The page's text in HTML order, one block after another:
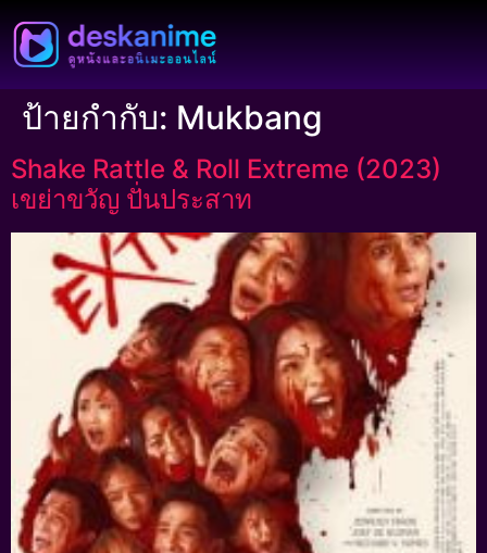
ป้ายกำกับ: Mukbang
Shake Rattle & Roll Extreme (2023)
เขย่าขวัญ ปั่นประสาท